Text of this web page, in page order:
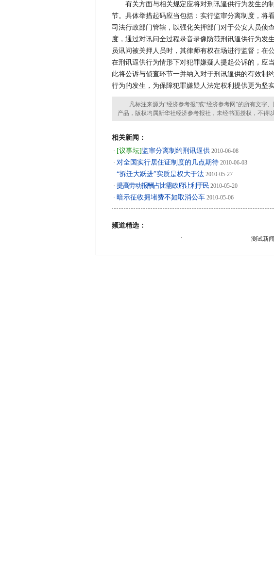
有关方面与相关规定应将对刑讯逼供行为发生的
节。具体举措起码应当包括：实行监审分离制度，将
司法行政部门管辖，以强化关押部门对于公安人员侦
度，通过对讯问全过程录音录像防范刑讯逼供行为发
员讯问被关押人员时，其律师有权在场进行监督；在
在刑讯逼供行为情形下对犯罪嫌疑人提起公诉的，应
此将公诉与侦查环节一并纳入对于刑讯逼供的有效制
行为的发生，为保障犯罪嫌疑人法定权利提供更为坚实
凡标注来源为“经济参考报”或“经济参考网”的所有文字
产品，版权均属新华社经济参考报社，未经书面授权，不得
相关新闻：
· [议事坛] 监审分离制约刑讯逼供 2010-06-08
· 对全国实行居住证制度的几点期待 2010-06-03
· “拆迁大跃进”实质是权大于法 2010-05-27
· 提高劳动报酬占比需政府让利于民 2010-05-20
· 暗示征收拥堵费不如取消公车 2010-05-06
频道精选：
· 测试新闻